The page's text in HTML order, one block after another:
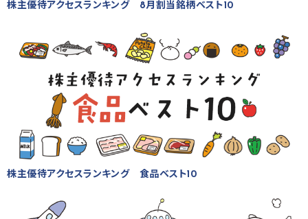
株主優待アクセスランキング 8月割当銘柄ベスト10
株主優待アクセスランキング 食品ベスト10